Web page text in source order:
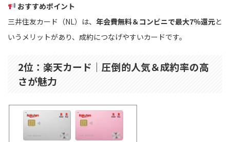
おすすめポイント
三井住友カード（NL）は、 年会費無料＆コンビニで最大7％還元と
いうメリットがあり、成約につなげやすいカードです。
2位：楽天カード｜圧倒的人気＆成約率の高
さが魅力